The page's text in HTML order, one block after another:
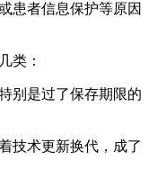
患者信息保护等原因
类：
别是过了保存期限的
技术更新换代，成了